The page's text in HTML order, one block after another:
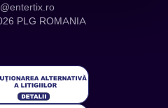
PLG ROMANIA